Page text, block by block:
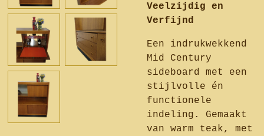
Veelzijdig en
Verfijnd
Een indrukwekkend
Mid Century
sideboard met een
stijlvolle én
functionele
indeling. Gemaakt
van warm teak, met